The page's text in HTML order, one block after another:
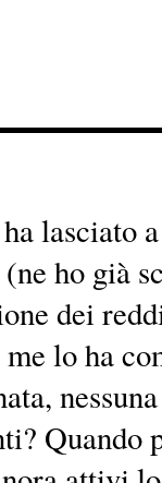
lasciato
ho già
dei
lo ha
Quando